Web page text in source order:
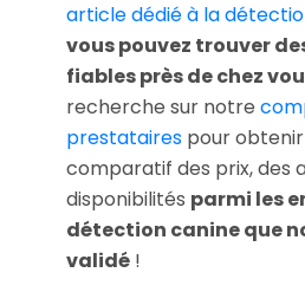
article dédié à la
vous pouvez trouver
fiables près de chez
recherche sur notre
prestataires pour
comparatif des prix, des
disponibilités parmi les
détection canine que
validé !